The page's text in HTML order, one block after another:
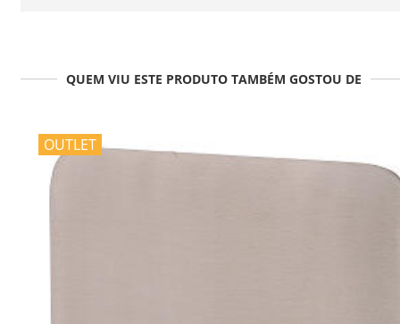
QUEM VIU ESTE PRODUTO TAMBÉM GOSTOU DE
OUTLET